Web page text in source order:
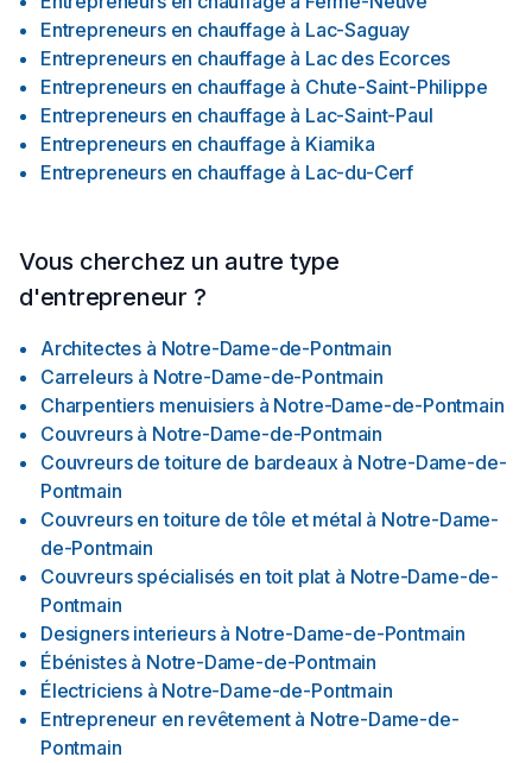
Entrepreneurs en chauffage à Lac-Saguay
Entrepreneurs en chauffage à Lac des Ecorces
Entrepreneurs en chauffage à Chute-Saint-Philippe
Entrepreneurs en chauffage à Lac-Saint-Paul
Entrepreneurs en chauffage à Kiamika
Entrepreneurs en chauffage à Lac-du-Cerf
Vous cherchez un autre type
d'entrepreneur ?
Architectes à Notre-Dame-de-Pontmain
Carreleurs à Notre-Dame-de-Pontmain
Charpentiers menuisiers à Notre-Dame-de-Pontmain
Couvreurs à Notre-Dame-de-Pontmain
Couvreurs de toiture de bardeaux à Notre-Dame-de-
Pontmain
Couvreurs en toiture de tôle et métal à Notre-Dame-
de-Pontmain
Couvreurs spécialisés en toit plat à Notre-Dame-de-
Pontmain
Designers interieurs à Notre-Dame-de-Pontmain
Ébénistes à Notre-Dame-de-Pontmain
Électriciens à Notre-Dame-de-Pontmain
Entrepreneur en revêtement à Notre-Dame-de-
Pontmain